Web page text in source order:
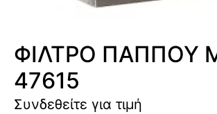
ΦΙΛΤΡΟ ΠΑΠΠΟΥ
47615
Συνδεθείτε για τιμή